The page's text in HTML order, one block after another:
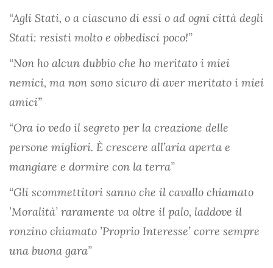
“Agli Stati, o a ciascuno di essi o ad ogni città degli
Stati: resisti molto e obbedisci poco!”
“Non ho alcun dubbio che ho meritato i miei
nemici, ma non sono sicuro di aver meritato i miei
amici”
“Ora io vedo il segreto per la creazione delle
persone migliori. È crescere all’aria aperta e
mangiare e dormire con la terra”
“Gli scommettitori sanno che il cavallo chiamato
’Moralità’ raramente va oltre il palo, laddove il
ronzino chiamato ’Proprio Interesse’ corre sempre
una buona gara”